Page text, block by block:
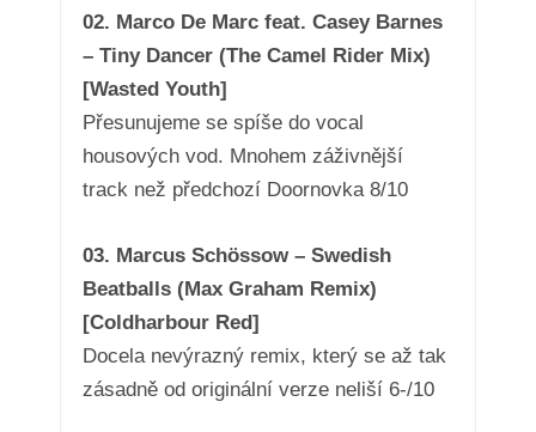
02. Marco De Marc feat. Casey Barnes
– Tiny Dancer (The Camel Rider Mix)
[Wasted Youth]
Přesunujeme se spíše do vocal
housových vod. Mnohem záživnější
track než předchozí Doornovka 8/10
03. Marcus Schössow – Swedish
Beatballs (Max Graham Remix)
[Coldharbour Red]
Docela nevýrazný remix, který se až tak
zásadně od originální verze neliší 6-/10